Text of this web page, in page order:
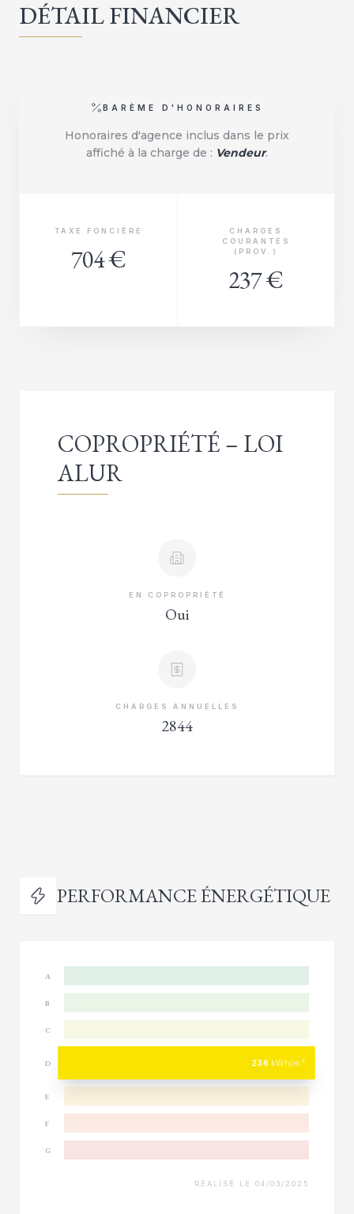
DÉTAIL FINANCIER
BARÈME D'HONORAIRES
Honoraires d'agence inclus dans le prix
affiché à la charge de : Vendeur.
TAXE FONCIÈRE
704 €
CHARGES
COURANTES
(PROV.)
237 €
COPROPRIÉTÉ – LOI
ALUR
EN COPROPRIÉTÉ
Oui
CHARGES ANNUELLES
2844
PERFORMANCE ÉNERGÉTIQUE
A
B
C
D 236 kWh/m²
E
F
G
RÉALISÉ LE 04/03/2025